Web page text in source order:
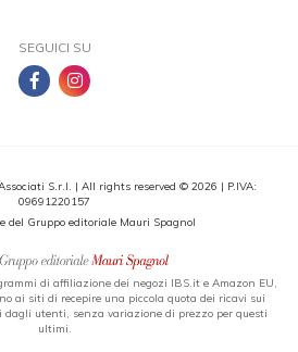
SEGUICI SU
S.r.l. | All rights reserved © 2026 | P.IVA:
09691220157
del Gruppo editoriale Mauri Spagnol
di affiliazione dei negozi IBS.it e Amazon EU,
ai siti di recepire una piccola quota dei ricavi sui
utenti, senza variazione di prezzo per questi
ultimi.